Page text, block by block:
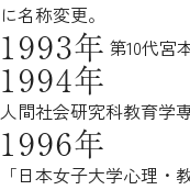
に名称変更。
1993年 第10代宮
1994年
人間社会研究科教育学
1996年
「日本女子大学心理